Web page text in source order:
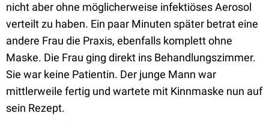
nicht aber ohne möglicherweise infektiöses Aerosol
verteilt zu haben. Ein paar Minuten später betrat eine
andere Frau die Praxis, ebenfalls komplett ohne
Maske. Die Frau ging direkt ins Behandlungszimmer.
Sie war keine Patientin. Der junge Mann war
mittlerweile fertig und wartete mit Kinnmaske nun auf
sein Rezept.